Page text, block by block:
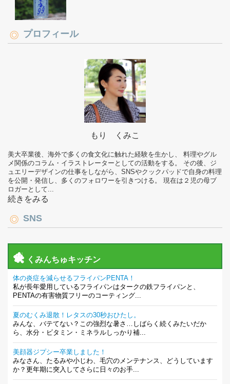
プロフィール
もり くみこ
美大卒業後、海外で多くの食文化に触れた経験を生かし、 料理やグル
メ関係のコラム・イラストレーターとしての活動をする。 その後、ジ
ュエリーデザインの仕事をしながら、SNSやクックパッドで自身の料理
を公開・発信し、多くのフォロワーを引きつける。 現在は２児の母ブ
ロガーとして...
続きをみる
SNS
くみんちゅキッチン
体の炎症を減らせるフライパンPENTA！
私が長年愛用しているフライパンはタークの鉄フライパンと、
PENTAの有害物質フリーのコーティング...
夏のむくみ退散！レタスの30秒おひたし。
みんな、バテてない？この強烈な暑さ…しばらく続くみたいだか
ら、水分・ビタミン・ミネラルしっかり補...
美顔器ジプシー卒業しました！
みなさん、たるみや小じわ、毛穴のメンテナンス、どうしています
か？更年期に突入してさらに日々のお手...